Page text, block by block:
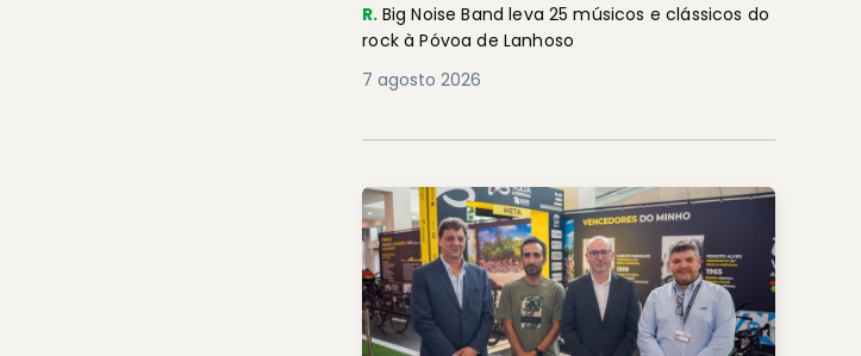
R. Big Noise Band leva 25 músicos e clássicos do
rock à Póvoa de Lanhoso
7 agosto 2026